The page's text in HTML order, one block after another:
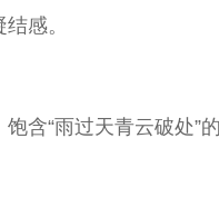
感。
含“雨过天青云破处”